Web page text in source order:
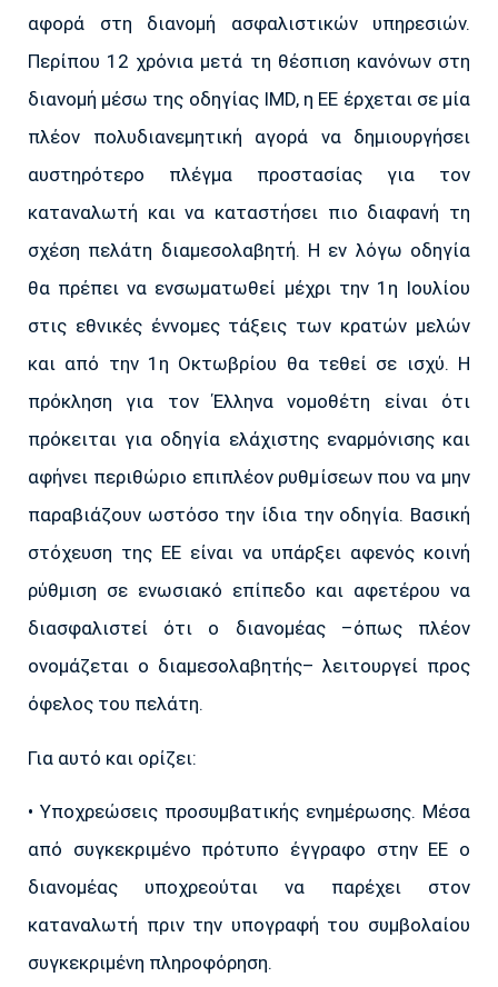
αφορά στη διανομή ασφαλιστικών υπηρεσιών.
Περίπου 12 χρόνια μετά τη θέσπιση κανόνων στη
διανομή μέσω της οδηγίας IMD, η ΕΕ έρχεται σε μία
πλέον πολυδιανεμητική αγορά να δημιουργήσει
αυστηρότερο πλέγμα προστασίας για τον
καταναλωτή και να καταστήσει πιο διαφανή τη
σχέση πελάτη διαμεσολαβητή. Η εν λόγω οδηγία
θα πρέπει να ενσωματωθεί μέχρι την 1η Ιουλίου
στις εθνικές έννομες τάξεις των κρατών μελών
και από την 1η Οκτωβρίου θα τεθεί σε ισχύ. Η
πρόκληση για τον Έλληνα νομοθέτη είναι ότι
πρόκειται για οδηγία ελάχιστης εναρμόνισης και
αφήνει περιθώριο επιπλέον ρυθμίσεων που να μην
παραβιάζουν ωστόσο την ίδια την οδηγία. Βασική
στόχευση της ΕΕ είναι να υπάρξει αφενός κοινή
ρύθμιση σε ενωσιακό επίπεδο και αφετέρου να
διασφαλιστεί ότι ο διανομέας –όπως πλέον
ονομάζεται ο διαμεσολαβητής– λειτουργεί προς
όφελος του πελάτη.
Για αυτό και ορίζει:
• Υποχρεώσεις προσυμβατικής ενημέρωσης. Μέσα
από συγκεκριμένο πρότυπο έγγραφο στην ΕΕ ο
διανομέας υποχρεούται να παρέχει στον
καταναλωτή πριν την υπογραφή του συμβολαίου
συγκεκριμένη πληροφόρηση.